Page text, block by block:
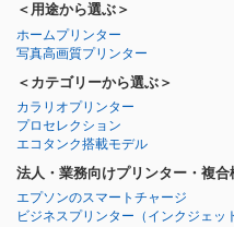
＜用途から選ぶ＞
ホームプリンター
写真高画質プリンター
＜カテゴリーから選ぶ＞
カラリオプリンター
プロセレクション
エコタンク搭載モデル
法人・業務向けプリンター・複合
エプソンのスマートチャージ
ビジネスプリンター （インクジェッ